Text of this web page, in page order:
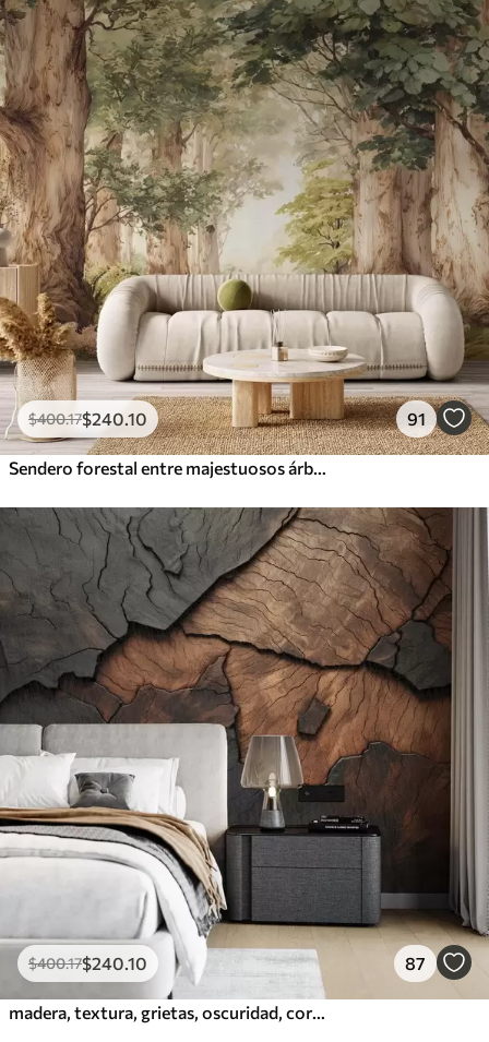
$400.17$240 .10 91
$400.17$240 .10 87